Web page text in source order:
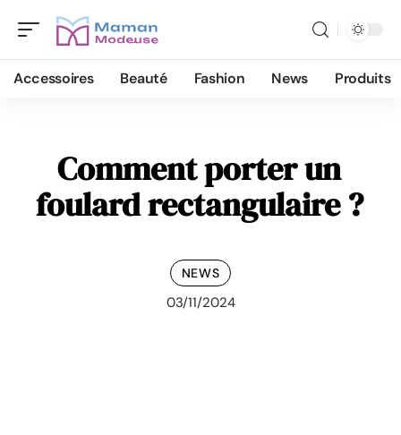
Accessoires Beauté Fashion News Produits
Comment porter un
foulard rectangulaire ?
NEWS
03/11/2024